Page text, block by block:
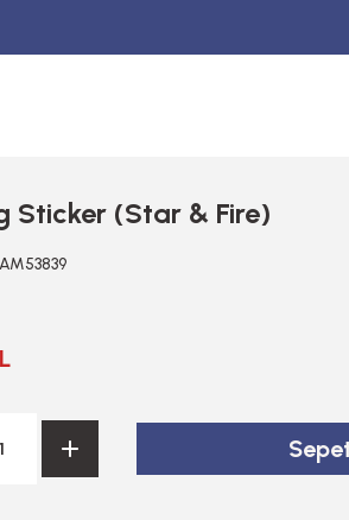
Sticker (Star & Fire)